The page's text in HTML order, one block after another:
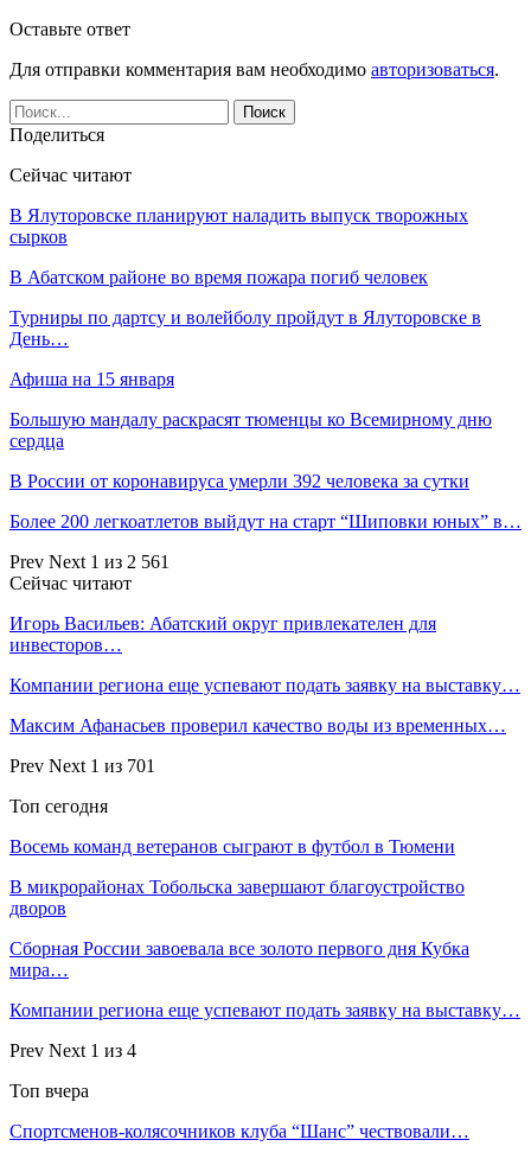
Оставьте ответ
Для отправки комментария вам необходимо авторизоваться.
Поделиться
Сейчас читают
В Ялуторовске планируют наладить выпуск творожных
сырков
В Абатском районе во время пожара погиб человек
Турниры по дартсу и волейболу пройдут в Ялуторовске в
День…
Афиша на 15 января
Большую мандалу раскрасят тюменцы ко Всемирному дню
сердца
В России от коронавируса умерли 392 человека за сутки
Более 200 легкоатлетов выйдут на старт “Шиповки юных” в…
Prev Next 1 из 2 561
Сейчас читают
Игорь Васильев: Абатский округ привлекателен для
инвесторов…
Компании региона еще успевают подать заявку на выставку…
Максим Афанасьев проверил качество воды из временных…
Prev Next 1 из 701
Топ сегодня
Восемь команд ветеранов сыграют в футбол в Тюмени
В микрорайонах Тобольска завершают благоустройство
дворов
Сборная России завоевала все золото первого дня Кубка
мира…
Компании региона еще успевают подать заявку на выставку…
Prev Next 1 из 4
Топ вчера
Спортсменов-колясочников клуба “Шанс” чествовали…